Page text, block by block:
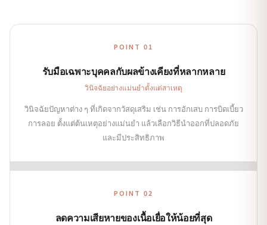
POINT 01
รับมือเฉพาะบุคคลกับผลข้างเคียงที่หลากหลาย
วินิจฉัยอย่างแม่นยำตั้งแต่สาเหตุ
วินิจฉัยปัญหาต่าง ๆ ที่เกิดจากวัสดุเสริม เช่น การอักเสบ การบิดเบี้ยว
การลอย ตั้งแต่ต้นเหตุอย่างแม่นยำ แล้วเลือกวิธีนำออกที่ปลอดภัย
และมีประสิทธิภาพ
POINT 02
ลดความเสียหายของเนื้อเยื่อให้น้อยที่สุด